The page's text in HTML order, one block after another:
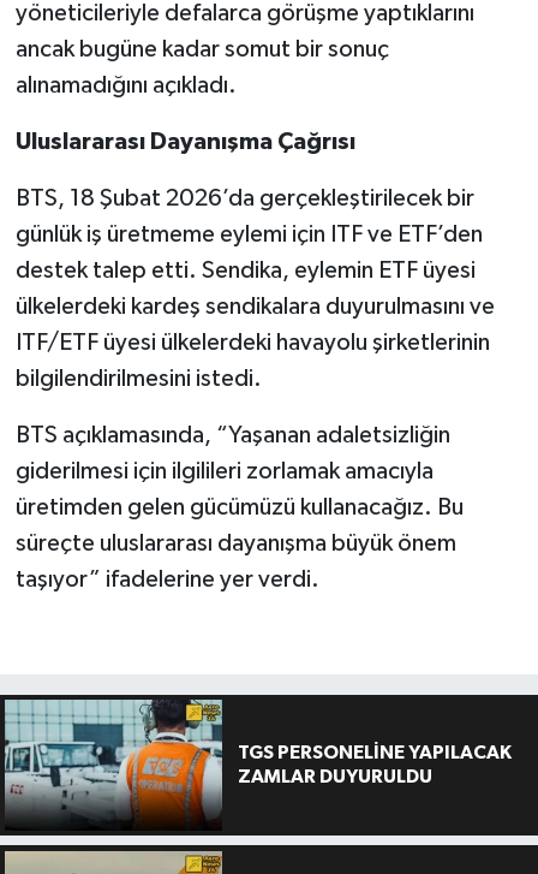
yöneticileriyle defalarca görüşme yaptıklarını
ancak bugüne kadar somut bir sonuç
alınamadığını açıkladı.
Uluslararası Dayanışma Çağrısı
BTS, 18 Şubat 2026’da gerçekleştirilecek bir
günlük iş üretmeme eylemi için ITF ve ETF’den
destek talep etti. Sendika, eylemin ETF üyesi
ülkelerdeki kardeş sendikalara duyurulmasını ve
ITF/ETF üyesi ülkelerdeki havayolu şirketlerinin
bilgilendirilmesini istedi.
BTS açıklamasında, “Yaşanan adaletsizliğin
giderilmesi için ilgilileri zorlamak amacıyla
üretimden gelen gücümüzü kullanacağız. Bu
süreçte uluslararası dayanışma büyük önem
taşıyor” ifadelerine yer verdi.
TGS PERSONELİNE YAPILACAK
ZAMLAR DUYURULDU